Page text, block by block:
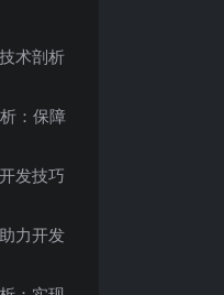
术剖析
：保障
发技巧
力开发